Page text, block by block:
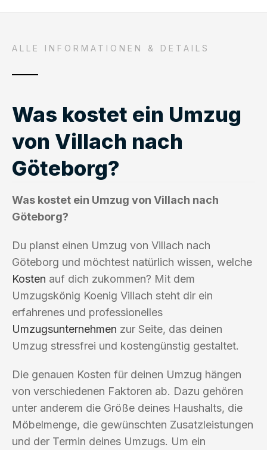
ALLE INFORMATIONEN & DETAILS
Was kostet ein Umzug
von Villach nach
Göteborg?
Was kostet ein Umzug von Villach nach
Göteborg?
Du planst einen Umzug von Villach nach
Göteborg und möchtest natürlich wissen, welche
Kosten auf dich zukommen? Mit dem
Umzugskönig Koenig Villach steht dir ein
erfahrenes und professionelles
Umzugsunternehmen zur Seite, das deinen
Umzug stressfrei und kostengünstig gestaltet.
Die genauen Kosten für deinen Umzug hängen
von verschiedenen Faktoren ab. Dazu gehören
unter anderem die Größe deines Haushalts, die
Möbelmenge, die gewünschten Zusatzleistungen
und der Termin deines Umzugs. Um ein